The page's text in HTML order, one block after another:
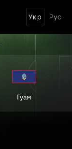
Укр Рус
Гуам